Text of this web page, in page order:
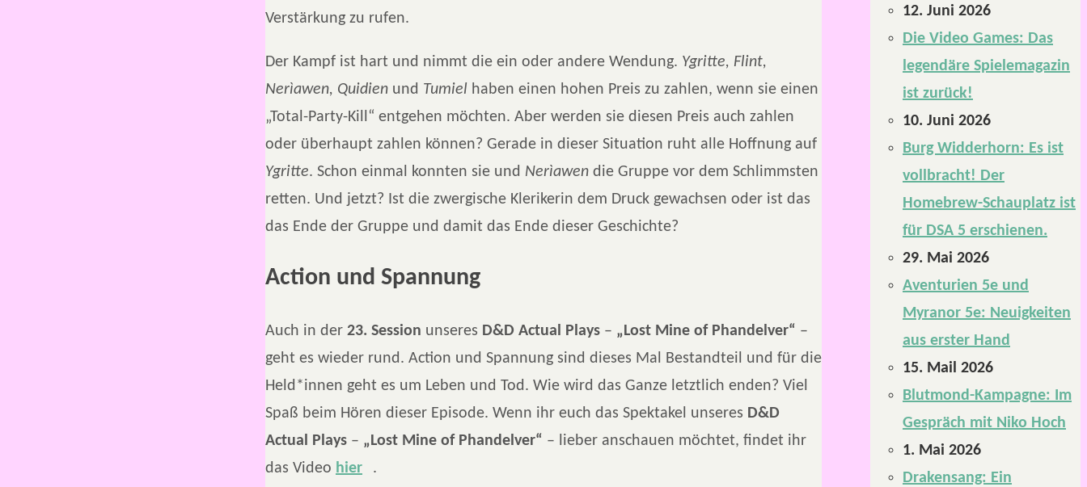
Verstärkung zu rufen.
Der Kampf ist hart und nimmt die ein oder andere Wendung. Ygritte, Flint,
Nerìawen, Quidien und Tumiel haben einen hohen Preis zu zahlen, wenn sie einen
„Total-Party-Kill“ entgehen möchten. Aber werden sie diesen Preis auch zahlen
oder überhaupt zahlen können? Gerade in dieser Situation ruht alle Hoffnung auf
Ygritte. Schon einmal konnten sie und Nerìawen die Gruppe vor dem Schlimmsten
retten. Und jetzt? Ist die zwergische Klerikerin dem Druck gewachsen oder ist das
das Ende der Gruppe und damit das Ende dieser Geschichte?
Action und Spannung
Auch in der 23. Session unseres D&D Actual Plays – „Lost Mine of Phandelver“ –
geht es wieder rund. Action und Spannung sind dieses Mal Bestandteil und für die
Held*innen geht es um Leben und Tod. Wie wird das Ganze letztlich enden? Viel
Spaß beim Hören dieser Episode. Wenn ihr euch das Spektakel unseres D&D
Actual Plays – „Lost Mine of Phandelver“ – lieber anschauen möchtet, findet ihr
das Video hier .
12. Juni 2026
Die Video Games: Das
legendäre Spielemagazin
ist zurück!
10. Juni 2026
Burg Widderhorn: Es ist
vollbracht! Der
Homebrew-Schauplatz ist
für DSA 5 erschienen.
29. Mai 2026
Aventurien 5e und
Myranor 5e: Neuigkeiten
aus erster Hand
15. Mail 2026
Blutmond-Kampagne: Im
Gespräch mit Niko Hoch
1. Mai 2026
Drakensang: Ein